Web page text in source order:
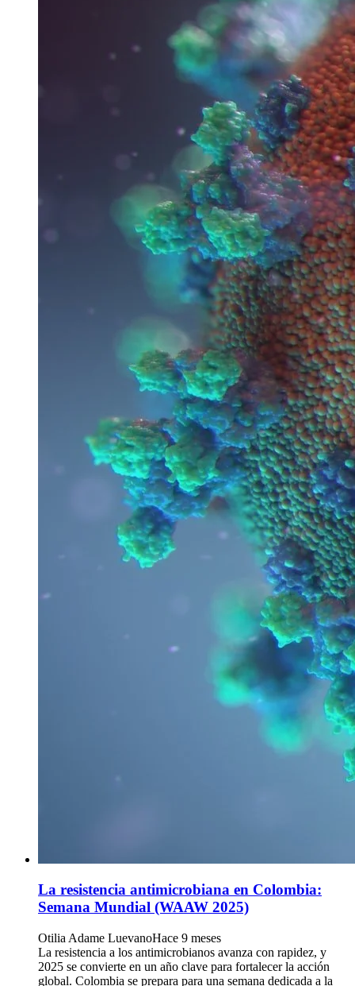
La resistencia antimicrobiana en Colombia:
Semana Mundial (WAAW 2025)
Otilia Adame LuevanoHace 9 meses
La resistencia a los antimicrobianos avanza con rapidez, y
2025 se convierte en un año clave para fortalecer la acción
global. Colombia se prepara para una semana dedicada a la